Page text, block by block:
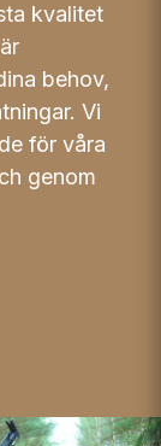
kvalitet
behov,
Vi
för våra
genom